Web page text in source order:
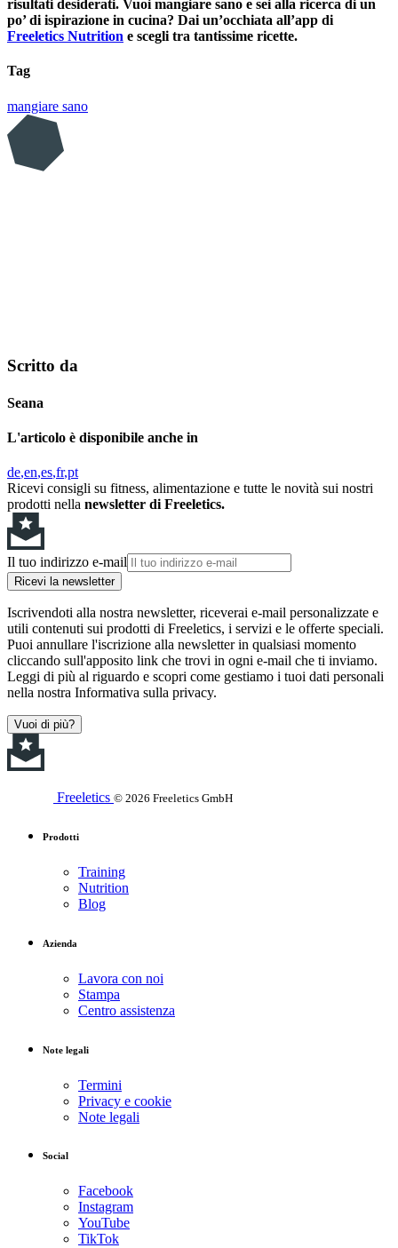
risultati desiderati. Vuoi mangiare sano e sei alla ricerca di un
po’ di ispirazione in cucina? Dai un’occhiata all’app di
Freeletics Nutrition e scegli tra tantissime ricette.
Tag
mangiare sano
Scritto da
Seana
L'articolo è disponibile anche in
de en es fr pt
Ricevi consigli su fitness, alimentazione e tutte le novità sui nostri
prodotti nella newsletter di Freeletics.
Il tuo indirizzo e-mail
Ricevi la newsletter
Iscrivendoti alla nostra newsletter, riceverai e-mail personalizzate e
utili contenuti sui prodotti di Freeletics, i servizi e le offerte speciali.
Puoi annullare l'iscrizione alla newsletter in qualsiasi momento
cliccando sull'apposito link che trovi in ogni e-mail che ti inviamo.
Leggi di più al riguardo e scopri come gestiamo i tuoi dati personali
nella nostra Informativa sulla privacy.
Vuoi di più?
Freeletics © 2026 Freeletics GmbH
Prodotti
Training
Nutrition
Blog
Azienda
Lavora con noi
Stampa
Centro assistenza
Note legali
Termini
Privacy e cookie
Note legali
Social
Facebook
Instagram
YouTube
TikTok